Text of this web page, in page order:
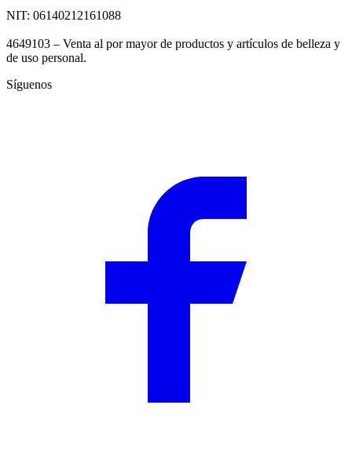
NIT: 06140212161088
4649103 – Venta al por mayor de productos y artículos de belleza y
de uso personal.
Síguenos